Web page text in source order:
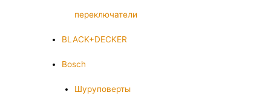
переключатели
BLACK+DECKER
Bosch
Шуруповерты